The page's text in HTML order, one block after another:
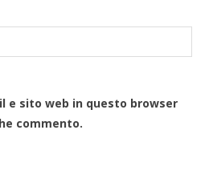
e sito web in questo browser
commento.